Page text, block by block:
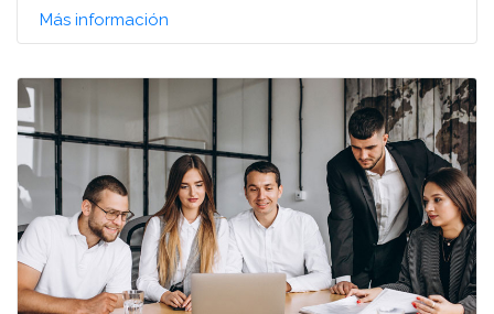
Más información